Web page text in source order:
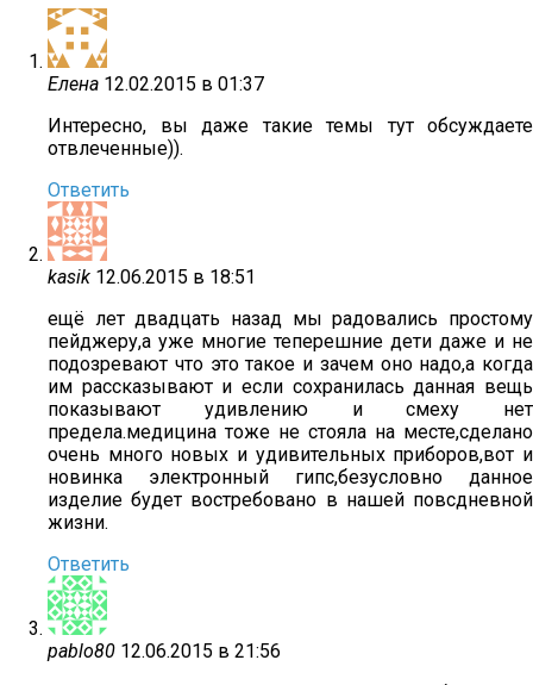
Елена 12.02.2015 в 01:37
Интересно, вы даже такие темы тут обсуждаете
отвлеченные)).
Ответить
kasik 12.06.2015 в 18:51
ещё лет двадцать назад мы радовались простому
пейджеру,а уже многие теперешние дети даже и не
подозревают что это такое и зачем оно надо,а когда
им рассказывают и если сохранилась данная вещь
показывают удивлению и смеху нет
предела.медицина тоже не стояла на месте,сделано
очень много новых и удивительных приборов,вот и
новинка электронный гипс,безусловно данное
изделие будет востребовано в нашей повсдневной
жизни.
Ответить
pablo80 12.06.2015 в 21:56